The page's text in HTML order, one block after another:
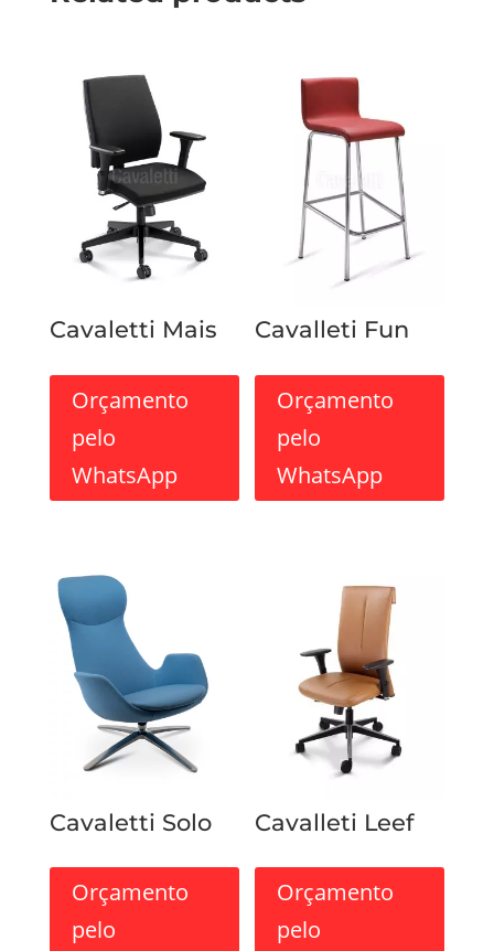
Cavaletti Mais
Orçamento
pelo
WhatsApp
Cavalleti Fun
Orçamento
pelo
WhatsApp
Cavaletti Solo
Orçamento
pelo
Cavalleti Leef
Orçamento
pelo